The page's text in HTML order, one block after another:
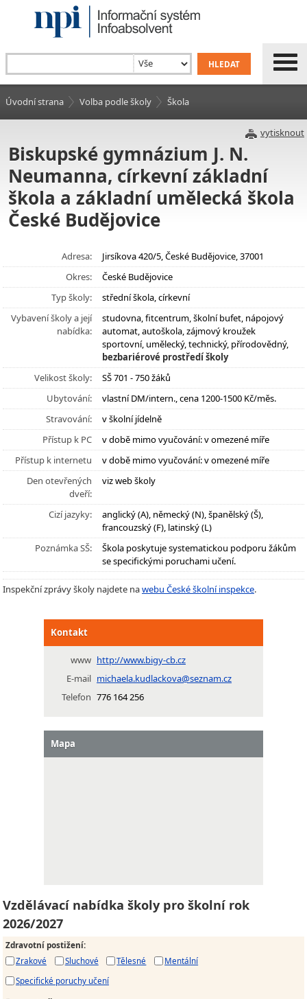
Úvodní strana Volba podle školy Škola
vytisknout
Biskupské gymnázium J. N.
Neumanna, církevní základní
škola a základní umělecká škola
České Budějovice
Adresa:
Jirsíkova 420/5, České Budějovice, 37001
Okres:
České Budějovice
Typ školy:
střední škola, církevní
Vybavení školy a její
nabídka:
studovna, fitcentrum, školní bufet, nápojový
automat, autoškola, zájmový kroužek
sportovní, umělecký, technický, přírodovědný,
bezbariérové prostředí školy
Velikost školy:
SŠ 701 - 750 žáků
Ubytování:
vlastní DM/intern., cena 1200-1500 Kč/měs.
Stravování:
v školní jídelně
Přístup k PC
v době mimo vyučování: v omezené míře
Přístup k internetu
v době mimo vyučování: v omezené míře
Den otevřených
dveří:
viz web školy
Cizí jazyky:
anglický (A), německý (N), španělský (Š),
francouzský (F), latinský (L)
Poznámka SŠ:
Škola poskytuje systematickou podporu žákům
se specifickými poruchami učení.
Inspekční zprávy školy najdete nawebu České školní inspekce.
Kontakt
www http://www.bigy-cb.cz
E-mail michaela.kudlackova@seznam.cz
Telefon 776 164 256
Mapa
Vzdělávací nabídka školy pro školní rok
2026/2027
Zdravotní postižení:
Zrakové
Sluchové Tělesné
Mentální
Specifické poruchy učení